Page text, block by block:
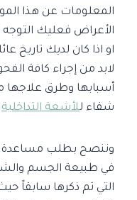
المعلومات عن هذا
الأعراض فعليك
او اذا كان لديك تاريخ
لابد من إجراء كافة
أسبابها وطرق علاجها
شفاء للأشعة التداخلية
وننصح بطلب مساعدة
في طبيعة الجسم
التي تم ذكرها سابقاً